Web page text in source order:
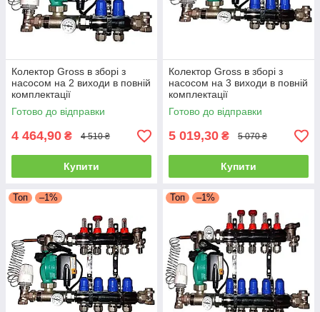
Колектор Gross в зборі з
насосом на 2 виходи в повній
комплектації
Готово до відправки
4 464,90 ₴ 4 510 ₴
Купити
Колектор Gross в зборі з
насосом на 3 виходи в повній
комплектації
Готово до відправки
5 019,30 ₴ 5 070 ₴
Купити
Топ –1% Топ –1%